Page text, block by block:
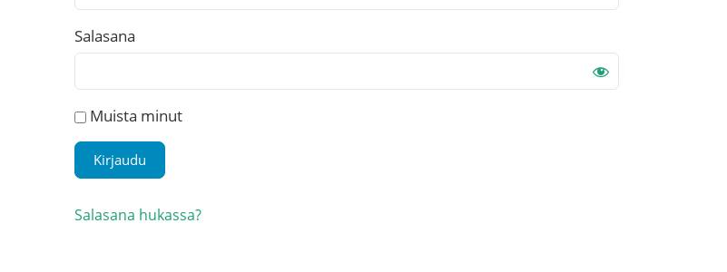
Salasana
Muista minut
Salasana hukassa?